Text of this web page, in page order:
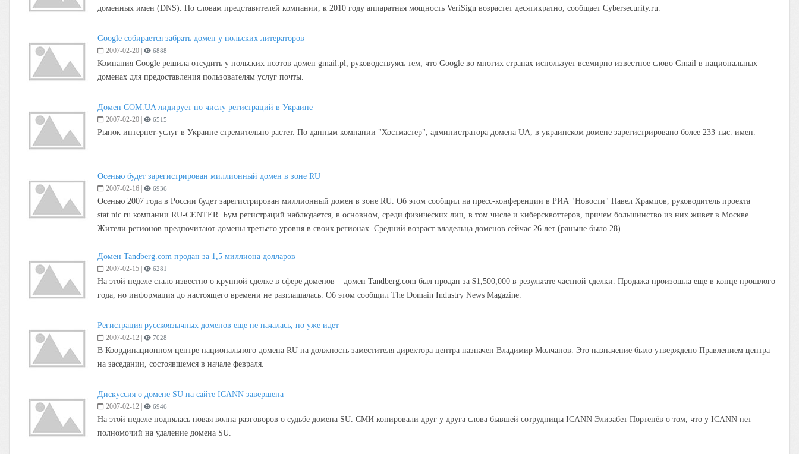
доменных имен (DNS). По словам представителей компании, к 2010 году аппаратная мощность VeriSign возрастет десятикратно, сообщает Cybersecurity.ru.
Google собирается забрать домен у польских литераторов
2007-02-20 6888
Компания Google решила отсудить у польских поэтов домен gmail.pl, руководствуясь тем, что Google во многих странах использует всемирно известное слово Gmail в национальных
доменах для предоставления пользователям услуг почты.
Домен COM.UA лидирует по числу регистраций в Украине
2007-02-20 6515
Рынок интернет-услуг в Украине стремительно растет. По данным компании "Хостмастер", администратора домена UA, в украинском домене зарегистрировано более 233 тыс. имен.
Осенью будет зарегистрирован миллионный домен в зоне RU
2007-02-16 6936
Осенью 2007 года в России будет зарегистрирован миллионный домен в зоне RU. Об этом сообщил на пресс-конференции в РИА "Новости" Павел Храмцов, руководитель проекта
stat.nic.ru компании RU-CENTER. Бум регистраций наблюдается, в основном, среди физических лиц, в том числе и киберсквоттеров, причем большинство из них живет в Москве.
Жители регионов предпочитают домены третьего уровня в своих регионах. Средний возраст владельца доменов сейчас 26 лет (раньше было 28).
Домен Tandberg.com продан за 1,5 миллиона долларов
2007-02-15 6281
На этой неделе стало известно о крупной сделке в сфере доменов – домен Tandberg.com был продан за $1,500,000 в результате частной сделки. Продажа произошла еще в конце прошлого
года, но информация до настоящего времени не разглашалась. Об этом сообщил The Domain Industry News Magazine.
Регистрация русскоязычных доменов еще не началась, но уже идет
2007-02-12 7028
В Координационном центре национального домена RU на должность заместителя директора центра назначен Владимир Молчанов. Это назначение было утверждено Правлением центра
на заседании, состоявшемся в начале февраля.
Дискуссия о домене SU на сайте ICANN завершена
2007-02-12 6946
На этой неделе поднялась новая волна разговоров о судьбе домена SU. СМИ копировали друг у друга слова бывшей сотрудницы ICANN Элизабет Портенёв о том, что у ICANN нет
полномочий на удаление домена SU.